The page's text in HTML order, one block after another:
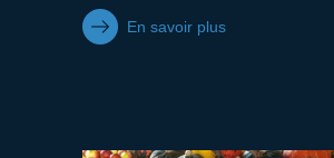
En savoir plus